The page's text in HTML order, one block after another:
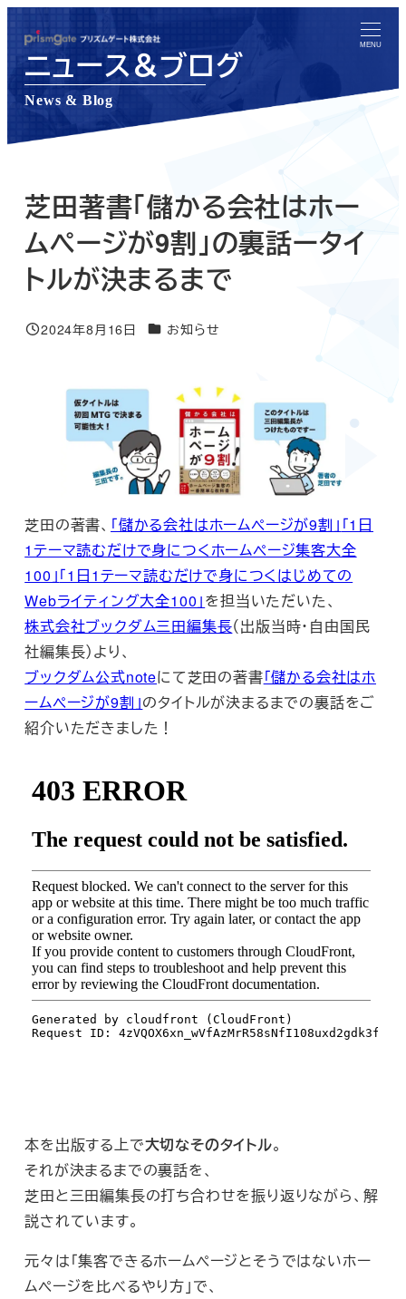
ン
コ
テ
MENU
ニュース＆ブログ
News & Blog
芝田著書「儲かる会社はホー
ムページが9割」の裏話ータイ
トルが決まるまで
投稿日
2024年8月16日 ニュース＆ブログカテゴリー
お知らせ
芝田の著書、 「儲かる会社はホームページが9割」 「1日
1テーマ読むだけで身につくホームページ集客大全
100」「1日1テーマ読むだけで身につくはじめての
Webライティング大全100」を担当いただいた、
株式会社ブックダム三田編集長（出版当時・自由国民
社編集長）より、
ブックダム公式noteにて芝田の著書「儲かる会社はホ
ームページが9割」のタイトルが決まるまでの裏話をご
紹介いただきました！
本を出版する上で大切なそのタイトル。
それが決まるまでの裏話を、
芝田と三田編集長の打ち合わせを振り返りながら、解
説されています。
元々は「集客できるホームページとそうではないホー
ムページを比べるやり方」で、